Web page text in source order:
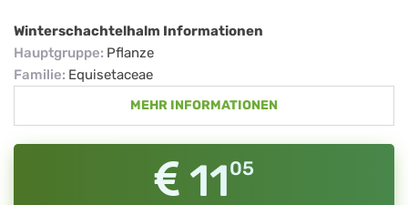
Winterschachtelhalm Informationen
Hauptgruppe: Pflanze
Familie: Equisetaceae
MEHR INFORMATIONEN
1105